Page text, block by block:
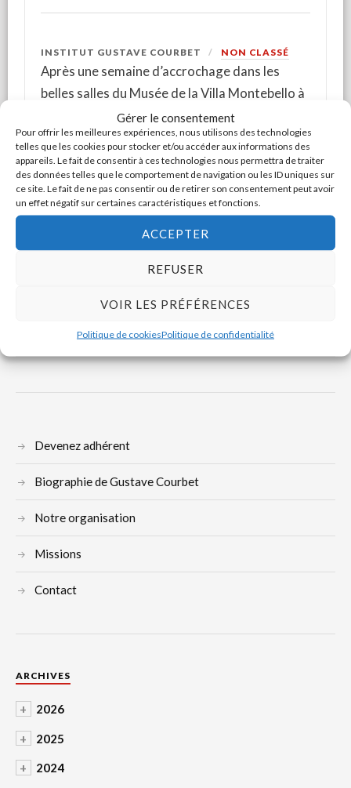
Gérer le consentement
Pour offrir les meilleures expériences, nous utilisons des technologies
telles que les cookies pour stocker et/ou accéder aux informations des
appareils. Le fait de consentir à ces technologies nous permettra de traiter
des données telles que le comportement de navigation ou les ID uniques sur
ce site. Le fait de ne pas consentir ou de retirer son consentement peut avoir
un effet négatif sur certaines caractéristiques et fonctions.
ACCEPTER
REFUSER
VOIR LES PRÉFÉRENCES
Politique de cookiesPolitique de confidentialité
INSTITUT GUSTAVE COURBET NON CLASSÉ
Après une semaine d’accrochage dans les
belles salles du Musée de la Villa Montebello à
Trouville-sur-mer, l’exposition « Gustave
Courbet, de la source à l’océan » est
maintenant ouverte au public après un week-
end de vernissage particulièrement festif.
LIRE LA SUITE
Devenez adhérent
Biographie de Gustave Courbet
Notre organisation
Missions
Contact
ARCHIVES
+ 2026
+ 2025
+ 2024